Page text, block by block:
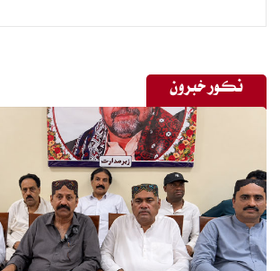
نڪور خبرون